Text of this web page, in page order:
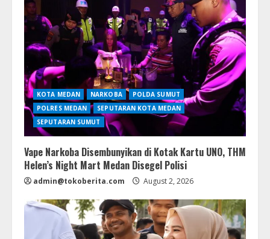
KOTA MEDAN NARKOBA
POLDA SUMUT
POLRES MEDAN
SEPUTARAN KOTA MEDAN
SEPUTARAN SUMUT
Vape Narkoba Disembunyikan di Kotak Kartu UNO, THM
Helen’s Night Mart Medan Disegel Polisi
admin@tokoberita.com August 2, 2026